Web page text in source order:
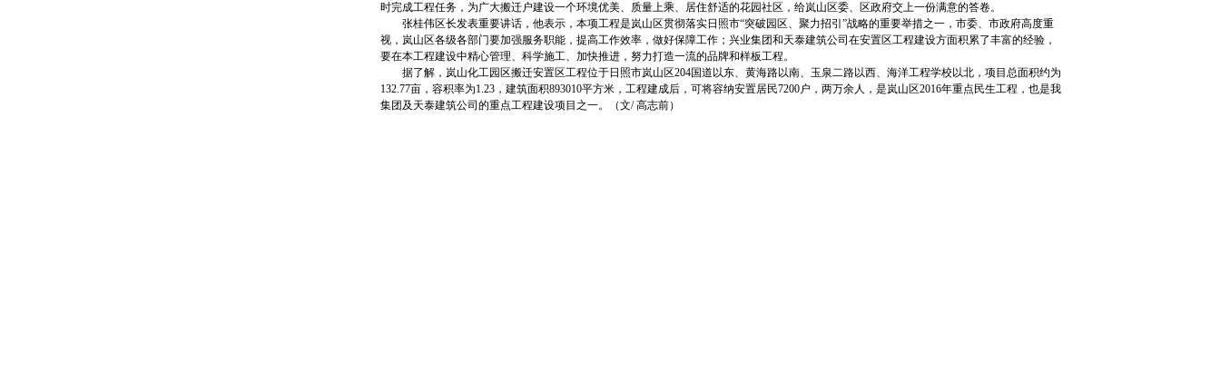
时完成工程任务，为广大搬迁户建设一个环境优美、质量上乘、居住舒适的花园社区，给岚山区委、区政府交上一份满意的答卷。
张桂伟区长发表重要讲话，他表示，本项工程是岚山区贯彻落实日照市“突破园区、聚力招引”战略的重要举措之一，市委、市政府高度重
视，岚山区各级各部门要加强服务职能，提高工作效率，做好保障工作；兴业集团和天泰建筑公司在安置区工程建设方面积累了丰富的经验，
要在本工程建设中精心管理、科学施工、加快推进，努力打造一流的品牌和样板工程。
据了解，岚山化工园区搬迁安置区工程位于日照市岚山区204国道以东、黄海路以南、玉泉二路以西、海洋工程学校以北，项目总面积约为
132.77亩，容积率为1.23，建筑面积893010平方米，工程建成后，可将容纳安置居民7200户，两万余人，是岚山区2016年重点民生工程，也是我
集团及天泰建筑公司的重点工程建设项目之一。（文/ 高志前）